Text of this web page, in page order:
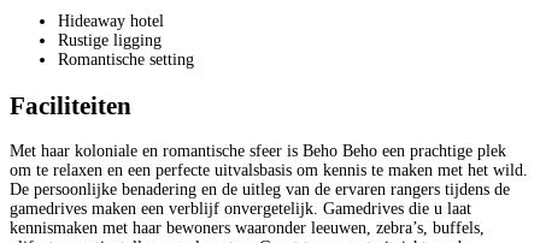
Hideaway hotel
Rustige ligging
Romantische setting
Faciliteiten
Met haar koloniale en romantische sfeer is Beho Beho een prachtige plek
om te relaxen en een perfecte uitvalsbasis om kennis te maken met het wild.
De persoonlijke benadering en de uitleg van de ervaren rangers tijdens de
gamedrives maken een verblijf onvergetelijk. Gamedrives die u laat
kennismaken met haar bewoners waaronder leeuwen, zebra’s, buffels,